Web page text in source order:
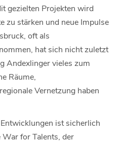
gezielten Projekten wird
zu stärken und neue Impulse
oft als
hat sich nicht zuletzt
Andexlinger vieles zum
Räume,
Vernetzung haben
ist sicherlich
for Talents, der